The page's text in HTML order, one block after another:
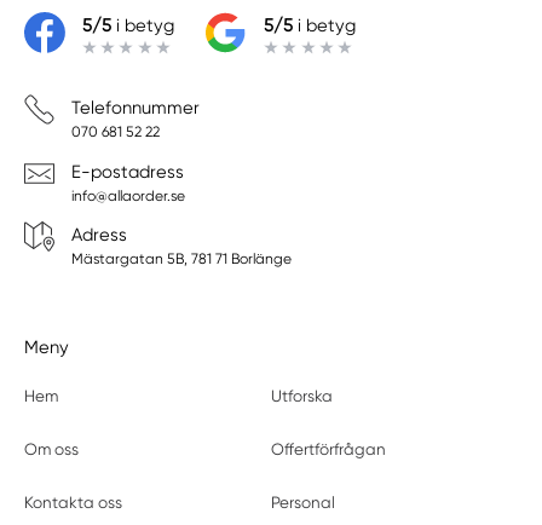
5/5i betyg 5/5i betyg
Telefonnummer
070 681 52 22
E-postadress
info@allaorder.se
Adress
Mästargatan 5B, 781 71 Borlänge
Meny
Hem Utforska
Om oss Offertförfrågan
Kontakta oss Personal